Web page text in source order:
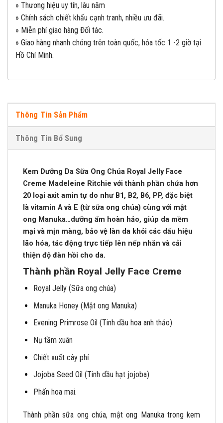
» Thương hiệu uy tín, lâu năm
» Chính sách chiết khấu cạnh tranh, nhiều ưu đãi.
» Miễn phí giao hàng Đối tác.
» Giao hàng nhanh chóng trên toàn quốc, hỏa tốc 1 -2 giờ tại
Hồ Chí Minh.
Thông Tin Sản Phẩm
Thông Tin Bổ Sung
Kem Dưỡng Da Sữa Ong Chúa Royal Jelly Face
Creme Madeleine Ritchie với thành phần chứa hơn
20 loại axit amin tự do như B1, B2, B6, PP, đặc biệt
là vitamin A và E (từ sữa ong chúa) cùng với mật
ong Manuka…dưỡng ẩm hoàn hảo, giúp da mềm
mại và mịn màng, bảo vệ làn da khỏi các dấu hiệu
lão hóa, tác động trực tiếp lên nếp nhăn và cải
thiện độ đàn hồi cho da.
Thành phần Royal Jelly Face Creme
Royal Jelly (Sữa ong chúa)
Manuka Honey (Mật ong Manuka)
Evening Primrose Oil (Tinh dầu hoa anh thảo)
Nụ tầm xuân
Chiết xuất cây phỉ
Jojoba Seed Oil (Tinh dầu hạt jojoba)
Phấn hoa mai.
Thành phần sữa ong chúa, mật ong Manuka trong kem